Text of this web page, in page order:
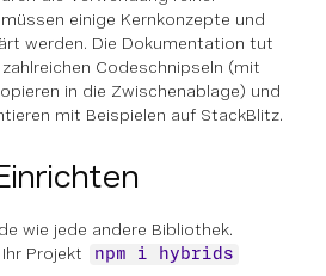
einige Kernkonzepte und
werden. Die Dokumentation tut
Codeschnipseln (mit
in die Zwischenablage) und
mit Beispielen auf StackBlitz.
wie jede andere Bibliothek.
Projekt
npm i hybrids